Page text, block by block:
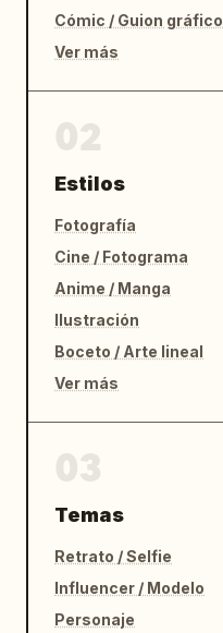
Cómic / Guion gráfico
Ver más
Estilos
Fotografía
Cine / Fotograma
Anime / Manga
Ilustración
Boceto / Arte lineal
Ver más
Temas
Retrato / Selfie
Influencer / Modelo
Personaje